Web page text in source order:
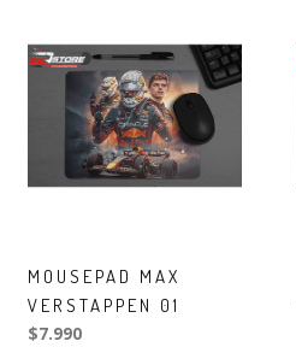
MOUSEPAD MAX
VERSTAPPEN 01
$7.990